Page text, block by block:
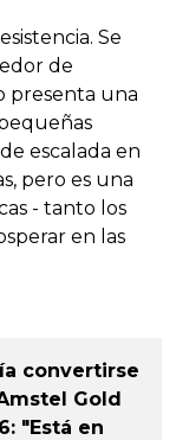
Se
de
presenta una
escalada en
pero es una
- tanto los
en las
convertirse
Gold
"Está en